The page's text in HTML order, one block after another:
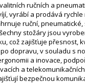
ručních a
vyrábí a prodává
ruční,
stožáry jsou
což zajišťuje přesnost,
dopravu, v souladu s
a inovace,
a
bezpečnou